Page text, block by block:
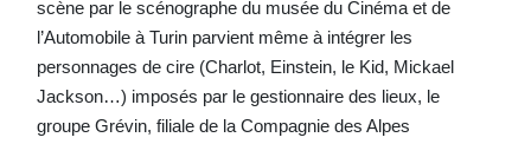
scène par le scénographe du musée du Cinéma et de
l’Automobile à Turin parvient même à intégrer les
personnages de cire (Charlot, Einstein, le Kid, Mickael
Jackson…) imposés par le gestionnaire des lieux, le
groupe Grévin, filiale de la Compagnie des Alpes